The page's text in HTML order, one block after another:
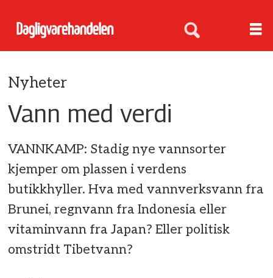
Nyheter
Vann med verdi
VANNKAMP: Stadig nye vannsorter
kjemper om plassen i verdens
butikkhyller. Hva med vannverksvann fra
Brunei, regnvann fra Indonesia eller
vitaminvann fra Japan? Eller politisk
omstridt Tibetvann?